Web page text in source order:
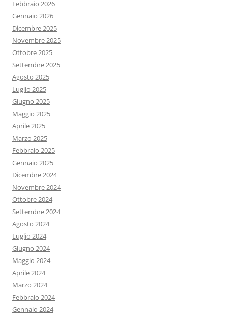
Febbraio 2026
Gennaio 2026
Dicembre 2025
Novembre 2025
Ottobre 2025
Settembre 2025
Agosto 2025
Luglio 2025
Giugno 2025
Maggio 2025
Aprile 2025
Marzo 2025
Febbraio 2025
Gennaio 2025
Dicembre 2024
Novembre 2024
Ottobre 2024
Settembre 2024
Agosto 2024
Luglio 2024
Giugno 2024
Maggio 2024
Aprile 2024
Marzo 2024
Febbraio 2024
Gennaio 2024